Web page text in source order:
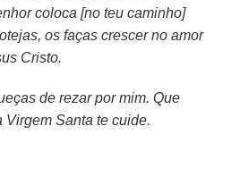
coloca [no teu caminho]
os faças crescer no amor
Cristo.
de rezar por mim. Que
Virgem Santa te cuide.